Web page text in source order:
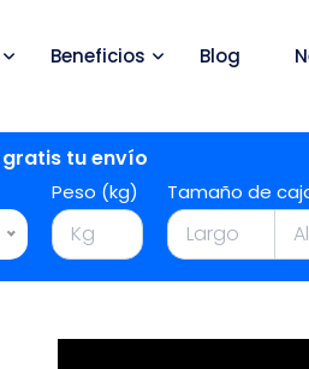
Beneficios Blog
tu envío
Peso (kg) Tamaño de